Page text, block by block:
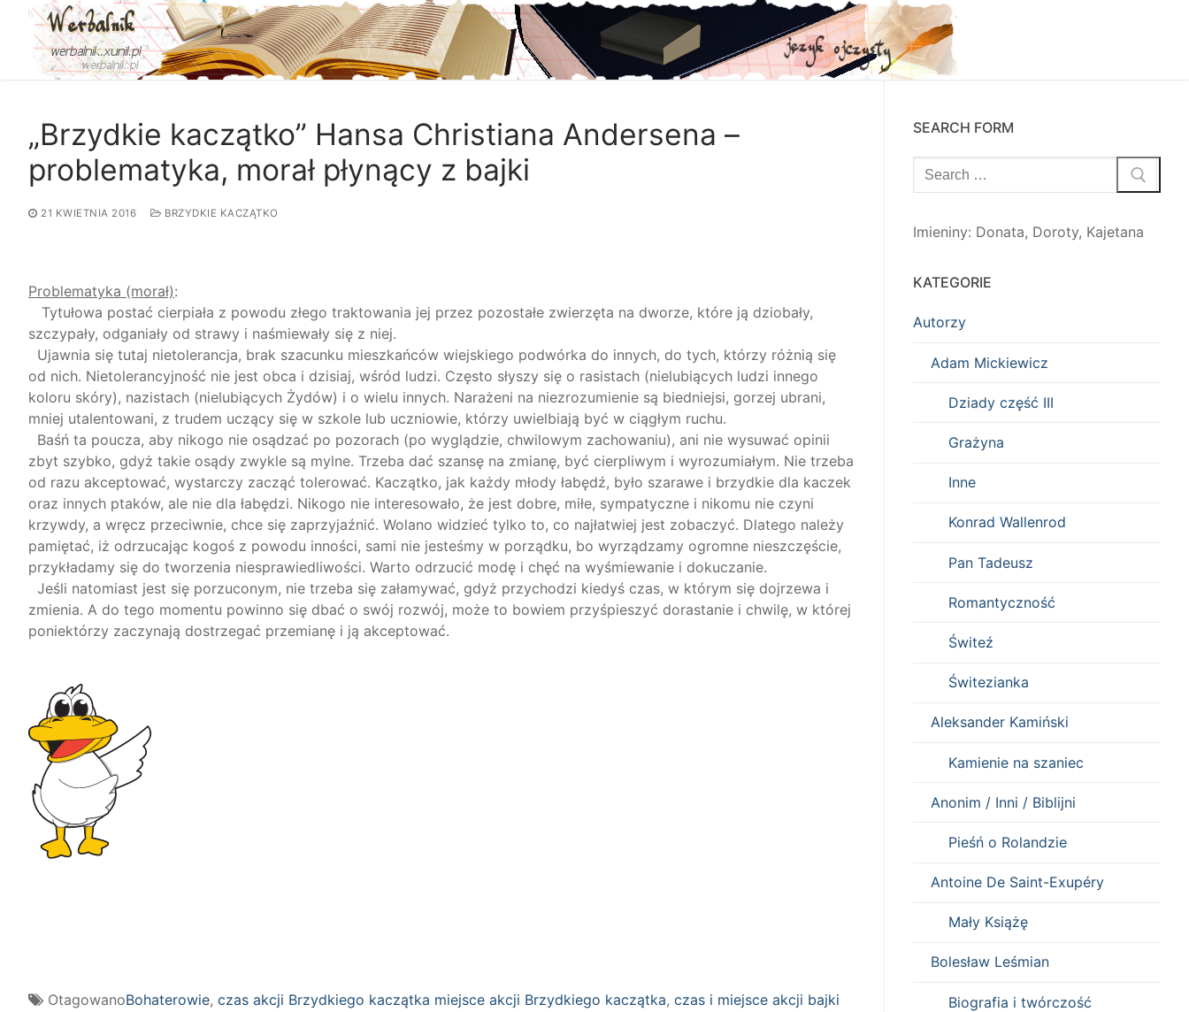
Przejdź
treści
„Brzydkie kaczątko” Hansa Christiana Andersena –
problematyka, morał płynący z bajki
21 KWIETNIA 2016 BRZYDKIE KACZĄTKO
Problematyka (morał):
Tytułowa postać cierpiała z powodu złego traktowania jej przez pozostałe zwierzęta na dworze, które ją dziobały,
szczypały, odganiały od strawy i naśmiewały się z niej.
Ujawnia się tutaj nietolerancja, brak szacunku mieszkańców wiejskiego podwórka do innych, do tych, którzy różnią się
od nich. Nietolerancyjność nie jest obca i dzisiaj, wśród ludzi. Często słyszy się o rasistach (nielubiących ludzi innego
koloru skóry), nazistach (nielubiących Żydów) i o wielu innych. Narażeni na niezrozumienie są biedniejsi, gorzej ubrani,
mniej utalentowani, z trudem uczący się w szkole lub uczniowie, którzy uwielbiają być w ciągłym ruchu.
Baśń ta poucza, aby nikogo nie osądzać po pozorach (po wyglądzie, chwilowym zachowaniu), ani nie wysuwać opinii
zbyt szybko, gdyż takie osądy zwykle są mylne. Trzeba dać szansę na zmianę, być cierpliwym i wyrozumiałym. Nie trzeba
od razu akceptować, wystarczy zacząć tolerować. Kaczątko, jak każdy młody łabędź, było szarawe i brzydkie dla kaczek
oraz innych ptaków, ale nie dla łabędzi. Nikogo nie interesowało, że jest dobre, miłe, sympatyczne i nikomu nie czyni
krzywdy, a wręcz przeciwnie, chce się zaprzyjaźnić. Wolano widzieć tylko to, co najłatwiej jest zobaczyć. Dlatego należy
pamiętać, iż odrzucając kogoś z powodu inności, sami nie jesteśmy w porządku, bo wyrządzamy ogromne nieszczęście,
przykładamy się do tworzenia niesprawiedliwości. Warto odrzucić modę i chęć na wyśmiewanie i dokuczanie.
Jeśli natomiast jest się porzuconym, nie trzeba się załamywać, gdyż przychodzi kiedyś czas, w którym się dojrzewa i
zmienia. A do tego momentu powinno się dbać o swój rozwój, może to bowiem przyśpieszyć dorastanie i chwilę, w której
poniektórzy zaczynają dostrzegać przemianę i ją akceptować.
OtagowanoBohaterowie, czas akcji Brzydkiego kaczątka miejsce akcji Brzydkiego kaczątka, czas i miejsce akcji bajki
SEARCH FORM
Szukaj:
Imieniny: Donata, Doroty, Kajetana
KATEGORIE
Autorzy
Adam Mickiewicz
Dziady część III
Grażyna
Inne
Konrad Wallenrod
Pan Tadeusz
Romantyczność
Świteź
Świtezianka
Aleksander Kamiński
Kamienie na szaniec
Anonim / Inni / Biblijni
Pieśń o Rolandzie
Antoine De Saint-Exupéry
Mały Książę
Bolesław Leśmian
Biografia i twórczość